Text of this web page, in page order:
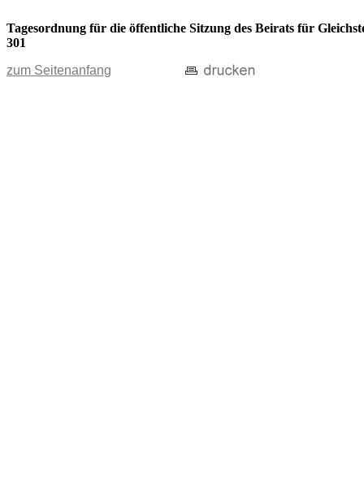
Tagesordnung für die öffentliche Sitzung des Beirats für
301
zum Seitenanfang